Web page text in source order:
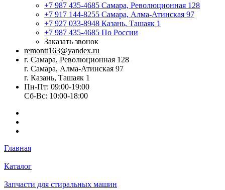
+7 987 435-4685 Самара, Революционная 128
+7 917 144-8255 Самара, Алма-Атинская 97
+7 927 033-8948 Казань, Ташаяк 1
+7 987 435-4685 По России
Заказать звонок
remontt163@yandex.ru
г. Самара, Революционная 128
г. Самара, Алма-Атинская 97
г. Казань, Ташаяк 1
Пн-Пт: 09:00-19:00
Сб-Вс: 10:00-18:00
Главная
Каталог
Запчасти для стиральных машин